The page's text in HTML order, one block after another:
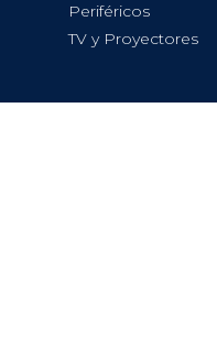
Periféricos
TV y Proyectores